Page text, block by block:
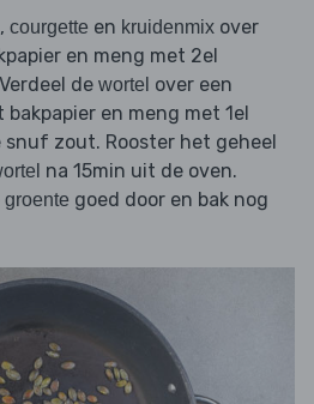
, courgette en kruidenmix over
en meng met 2el
de wortel over een
en meng met 1el
zout. Rooster het geheel
na 15min uit de oven.
groente goed door en bak nog